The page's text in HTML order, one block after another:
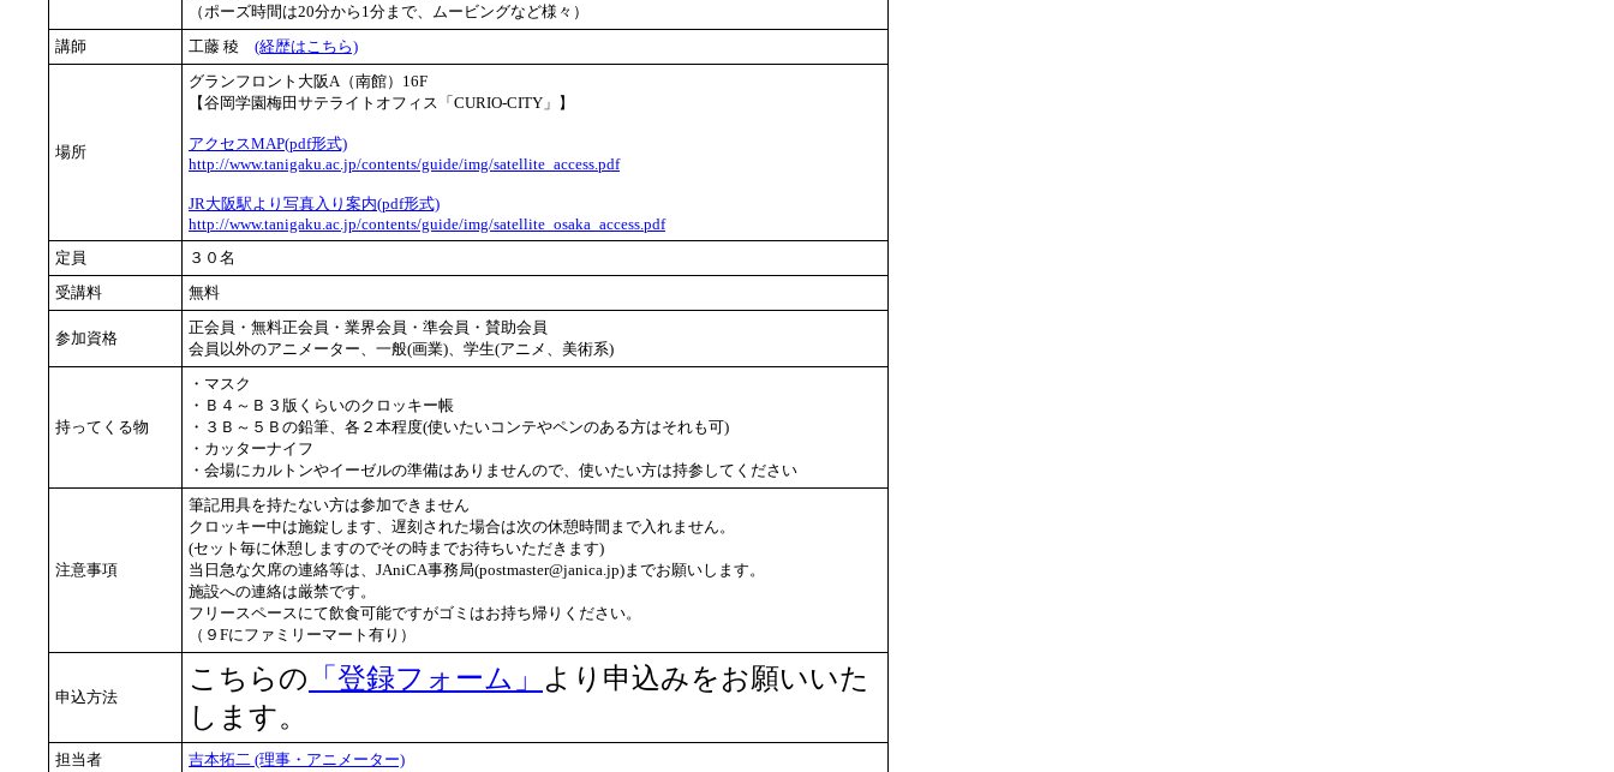
（ポーズ時間は20分から1分まで、ムービングなど様々）
講師
工藤 稜 (経歴はこちら)
場所
グランフロント大阪A（南館）16F
【谷岡学園梅田サテライトオフィス「CURIO-CITY」】
アクセスMAP(pdf形式)
http://www.tanigaku.ac.jp/contents/guide/img/satellite_access.pdf
JR大阪駅より写真入り案内(pdf形式)
http://www.tanigaku.ac.jp/contents/guide/img/satellite_osaka_access.pdf
定員
３０名
受講料
無料
参加資格
正会員・無料正会員・業界会員・準会員・賛助会員
会員以外のアニメーター、一般(画業)、学生(アニメ、美術系)
持ってくる物
・マスク
・Ｂ４～Ｂ３版くらいのクロッキー帳
・３Ｂ～５Ｂの鉛筆、各２本程度(使いたいコンテやペンのある方はそれも可)
・カッターナイフ
・会場にカルトンやイーゼルの準備はありませんので、使いたい方は持参してください
注意事項
筆記用具を持たない方は参加できません
クロッキー中は施錠します、遅刻された場合は次の休憩時間まで入れません。
(セット毎に休憩しますのでその時までお待ちいただきます)
当日急な欠席の連絡等は、JAniCA事務局(postmaster@janica.jp)までお願いします。
施設への連絡は厳禁です。
フリースペースにて飲食可能ですがゴミはお持ち帰りください。
（９Fにファミリーマート有り）
申込方法
こちらの 「登録フォーム」
より申込みをお願いいた
します。
担当者 吉本拓二 (理事・アニメーター)